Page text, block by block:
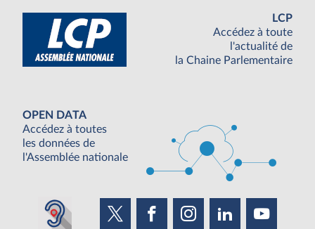
LCP
Accédez à toute
l'actualité de
la Chaine Parlementaire
OPEN DATA
Accédez à toutes
les données de
l'Assemblée nationale